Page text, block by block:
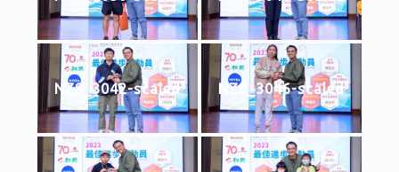
NZ8_3042-scaled NZ8_3046-scaled